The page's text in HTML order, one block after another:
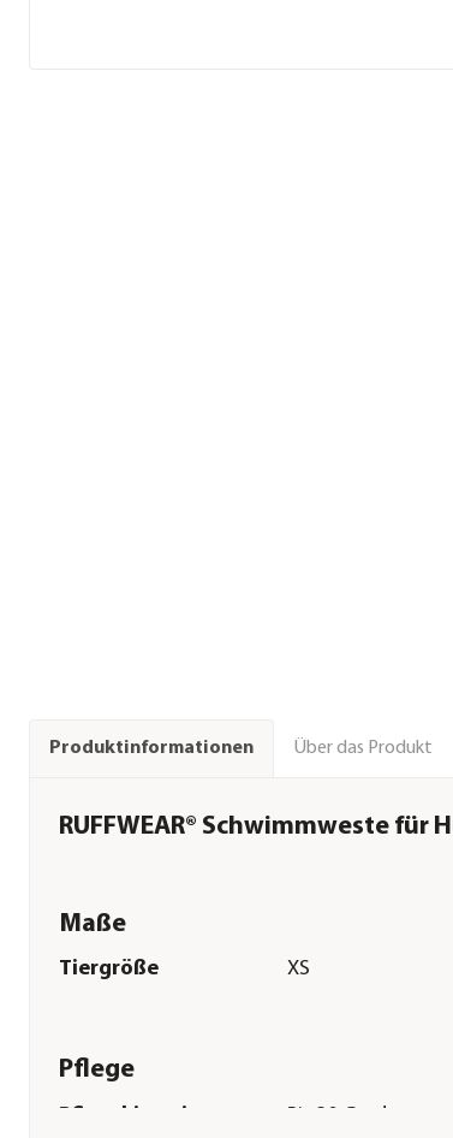
Produktinformationen Über das Produkt
RUFFWEAR® Schwimmweste für
Maße
Tiergröße XS
Pflege
Pflegehinweise Bis 30 Grad